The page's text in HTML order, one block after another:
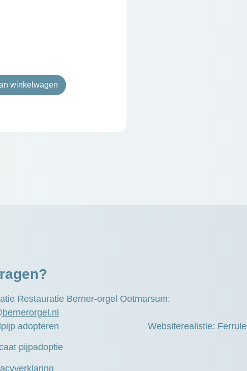
winkelwagen
Restauratie Berner-orgel Ootmarsum:
adopteren
pijpadoptie
Websiterealistie: Ferrule